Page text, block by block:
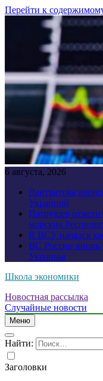
Перейти к
6 августа, 2026
Лантратова
Украиной
Патрушев
морских
В ВСУ начался
ВС России вновь
Украины
Школа экономики
Новостная рассылка
Случайные новости
Меню
Найти:
Заголовки